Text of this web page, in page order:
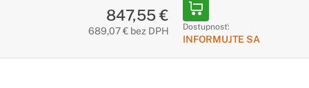
847,55 €
689,07 € bez DPH Dostupnosť:
INFORMUJTE SA